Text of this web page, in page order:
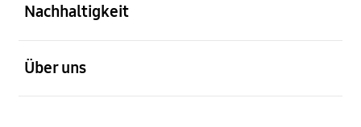
Nachhaltigkeit
Über uns